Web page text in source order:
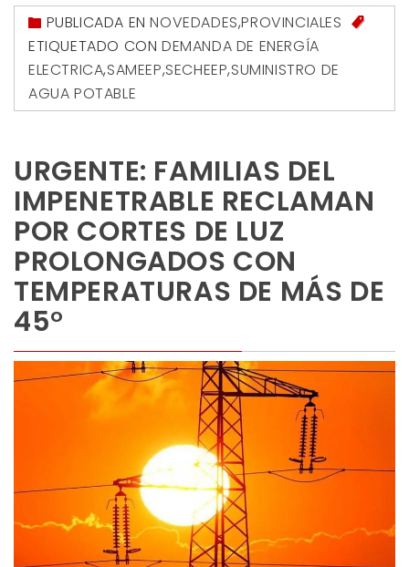
PUBLICADA ENNOVEDADES,PROVINCIALES
ETIQUETADO CON DEMANDA DE ENERGÍA
ELECTRICA,SAMEEP,SECHEEP,SUMINISTRO DE
AGUA POTABLE
URGENTE: FAMILIAS DEL
IMPENETRABLE RECLAMAN
POR CORTES DE LUZ
PROLONGADOS CON
TEMPERATURAS DE MÁS DE
45°